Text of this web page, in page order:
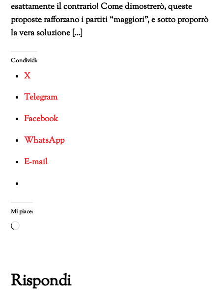
esattamente il contrario! Come dimostrerò, queste
proposte rafforzano i partiti “maggiori”, e sotto proporrò
la vera soluzione […]
Condividi:
X
Telegram
Facebook
WhatsApp
E-mail
Mi piace:
Caricamento
Rispondi